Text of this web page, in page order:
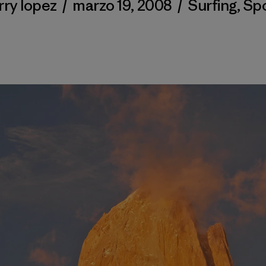
lopez / marzo 19, 2008 / Surfing,